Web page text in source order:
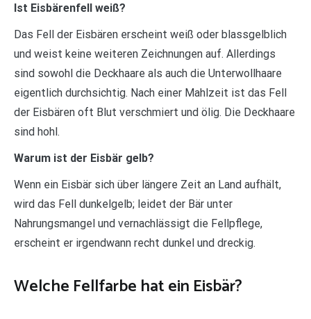
Ist Eisbärenfell weiß?
Das Fell der Eisbären erscheint weiß oder blassgelblich
und weist keine weiteren Zeichnungen auf. Allerdings
sind sowohl die Deckhaare als auch die Unterwollhaare
eigentlich durchsichtig. Nach einer Mahlzeit ist das Fell
der Eisbären oft Blut verschmiert und ölig. Die Deckhaare
sind hohl.
Warum ist der Eisbär gelb?
Wenn ein Eisbär sich über längere Zeit an Land aufhält,
wird das Fell dunkelgelb; leidet der Bär unter
Nahrungsmangel und vernachlässigt die Fellpflege,
erscheint er irgendwann recht dunkel und dreckig.
Welche Fellfarbe hat ein Eisbär?